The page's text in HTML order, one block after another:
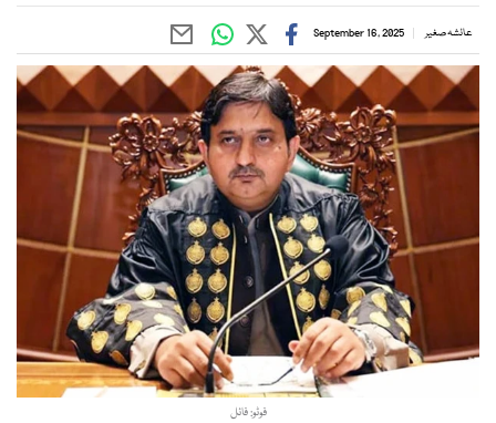
عائشہ صغیر September 16, 2025
فوٹو: فائل